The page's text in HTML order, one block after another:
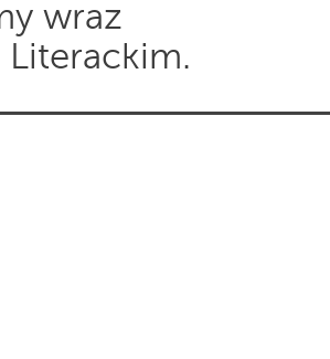
wraz